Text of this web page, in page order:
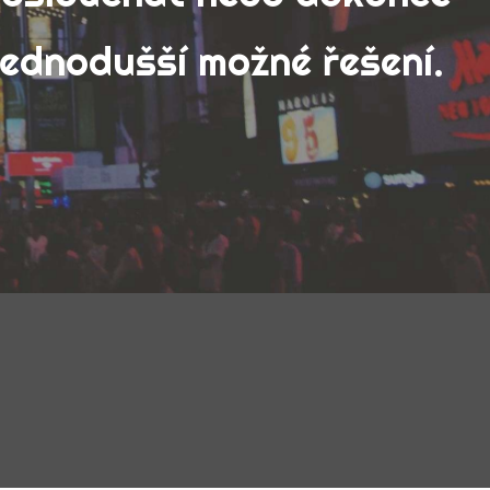
možné řešení.